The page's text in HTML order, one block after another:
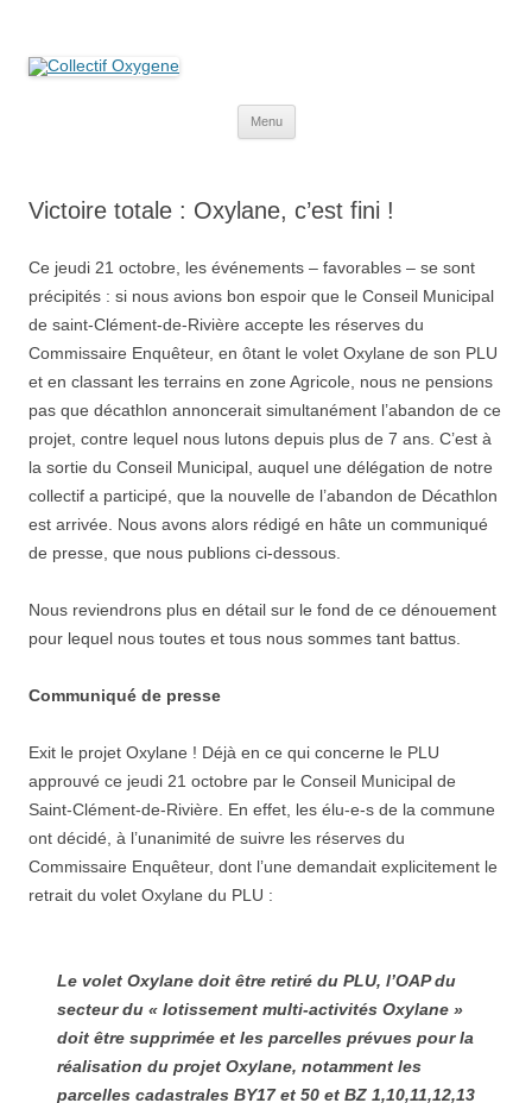
Menu
Victoire totale : Oxylane, c’est fini !
Ce jeudi 21 octobre, les événements – favorables – se sont
précipités : si nous avions bon espoir que le Conseil Municipal
de saint-Clément-de-Rivière accepte les réserves du
Commissaire Enquêteur, en ôtant le volet Oxylane de son PLU
et en classant les terrains en zone Agricole, nous ne pensions
pas que décathlon annoncerait simultanément l’abandon de ce
projet, contre lequel nous lutons depuis plus de 7 ans. C’est à
la sortie du Conseil Municipal, auquel une délégation de notre
collectif a participé, que la nouvelle de l’abandon de Décathlon
est arrivée. Nous avons alors rédigé en hâte un communiqué
de presse, que nous publions ci-dessous.
Nous reviendrons plus en détail sur le fond de ce dénouement
pour lequel nous toutes et tous nous sommes tant battus.
Communiqué de presse
Exit le projet Oxylane ! Déjà en ce qui concerne le PLU
approuvé ce jeudi 21 octobre par le Conseil Municipal de
Saint-Clément-de-Rivière. En effet, les élu-e-s de la commune
ont décidé, à l’unanimité de suivre les réserves du
Commissaire Enquêteur, dont l’une demandait explicitement le
retrait du volet Oxylane du PLU :
Le volet Oxylane doit être retiré du PLU, l’OAP du
secteur du « lotissement multi-activités Oxylane »
doit être supprimée et les parcelles prévues pour la
réalisation du projet Oxylane, notamment les
parcelles cadastrales BY17 et 50 et BZ 1,10,11,12,13